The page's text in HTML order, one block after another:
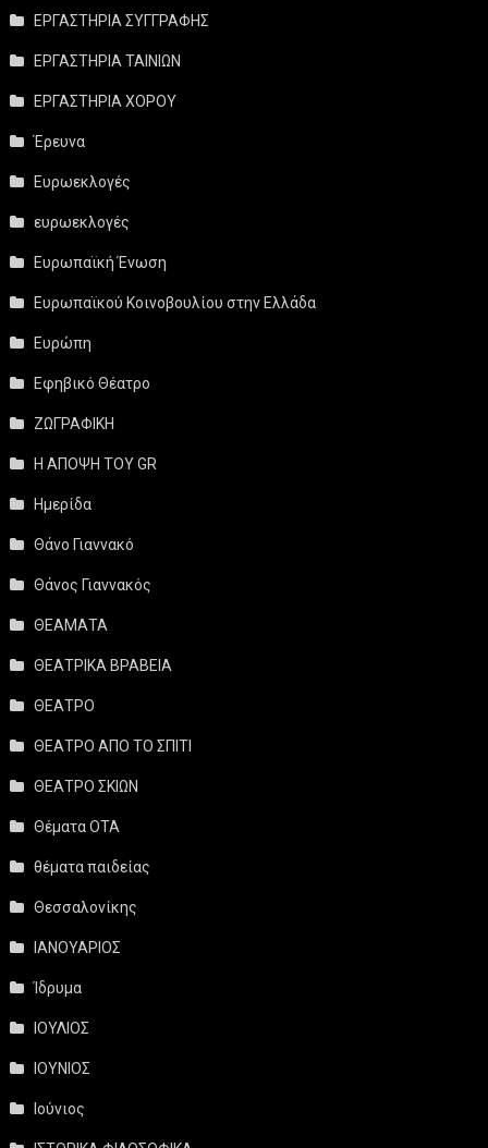
ΕΡΓΑΣΤΗΡΙΑ ΣΥΓΓΡΑΦΗΣ
ΕΡΓΑΣΤΗΡΙΑ ΤΑΙΝΙΩΝ
ΕΡΓΑΣΤΗΡΙΑ ΧΟΡΟΥ
Έρευνα
Ευρωεκλογές
ευρωεκλογές
Ευρωπαϊκή Ένωση
Ευρωπαϊκού Κοινοβουλίου στην Ελλάδα
Ευρώπη
Εφηβικό Θέατρο
ΖΩΓΡΑΦΙΚΗ
Η ΑΠΟΨΗ ΤΟΥ GR
Ημερίδα
Θάνο Γιαννακό
Θάνος Γιαννακός
ΘΕΑΜΑΤΑ
ΘΕΑΤΡΙΚΑ ΒΡΑΒΕΙΑ
ΘΕΑΤΡΟ
ΘΕΑΤΡΟ ΑΠΟ ΤΟ ΣΠΙΤΙ
ΘΕΑΤΡΟ ΣΚΙΩΝ
Θέματα ΟΤΑ
θέματα παιδείας
Θεσσαλονίκης
ΙΑΝΟΥΑΡΙΟΣ
Ίδρυμα
ΙΟΥΛΙΟΣ
ΙΟΥΝΙΟΣ
Ιούνιος